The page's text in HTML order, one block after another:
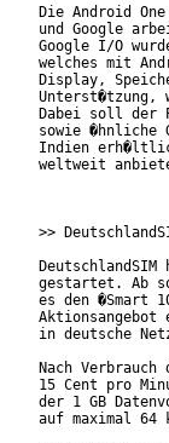
Die Android
und Google
Google I/O
welches mit
Display,
Dabei soll der
sowie �hnliche
Indien
weltweit
>>
gestartet. Ab
es den �Smart
Aktionsangebot
in deutsche
Nach
15 Cent pro
der 1 GB
auf maximal